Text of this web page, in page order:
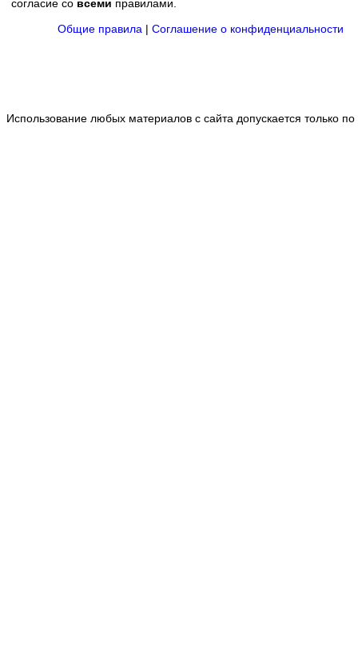
согласие со всеми правилами.
Общие правила | Соглашение о конфиденциальности
Использование любых материалов с сайта допускается только